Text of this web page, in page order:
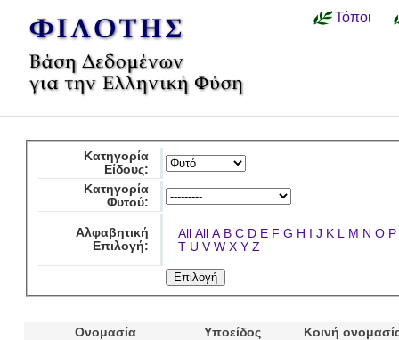
Τόποι
Κατηγορία
Είδους:
Κατηγορία
Φυτού:
Αλφαβητική
Επιλογή:
All All A B C D E F G H I J K L M N O P
T U V W X Y Z
Ονομασία Υποείδος
Κοινή